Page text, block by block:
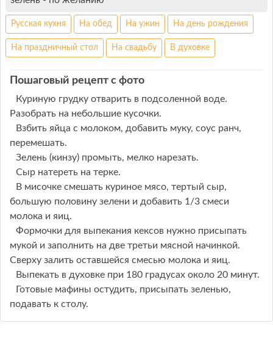
Русская кухня На обед На ужин На день рождения
На праздничный стол На свадьбу В духовке
Пошаговый рецепт с фото
Куриную грудку отварить в подсоленной воде.
Разобрать на небольшие кусочки.
Взбить яйца с молоком, добавить муку, соус ранч,
перемешать.
Зелень (кинзу) промыть, мелко нарезать.
Сыр натереть на терке.
В мисочке смешать куриное мясо, тертый сыр,
большую половину зелени и добавить 1/3 смеси
молока и яиц.
Формочки для выпекания кексов нужно присыпать
мукой и заполнить на две третьи мясной начинкой.
Сверху залить оставшейся смесью молока и яиц.
Выпекать в духовке при 180 градусах около 20 минут.
Готовые мафины остудить, присыпать зеленью,
подавать к столу.